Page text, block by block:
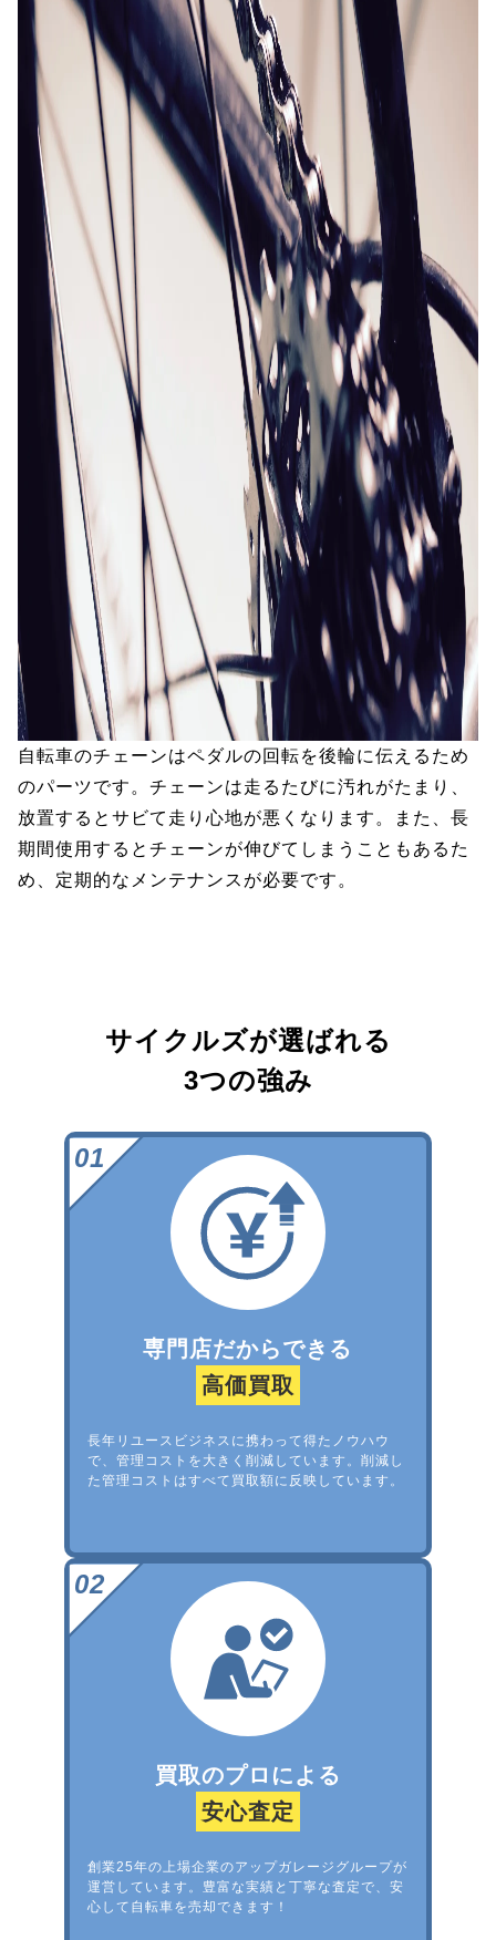
自転車のチェーンはペダルの回転を後輪に伝えるため
のパーツです。チェーンは走るたびに汚れがたまり、
放置するとサビて走り心地が悪くなります。また、長
期間使用するとチェーンが伸びてしまうこともあるた
め、定期的なメンテナンスが必要です。
サイクルズが選ばれる
3つの強み
専門店だからできる
高価買取
長年リユースビジネスに携わって得たノウハウ
で、管理コストを大きく削減しています。削減し
た管理コストはすべて買取額に反映しています。
買取のプロによる
安心査定
創業25年の上場企業のアップガレージグループが
運営しています。豊富な実績と丁寧な査定で、安
心して自転車を売却できます！